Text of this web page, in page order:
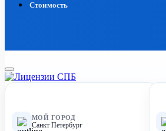
Стоимость
МОЙ ГОРОД
Санкт Петербург